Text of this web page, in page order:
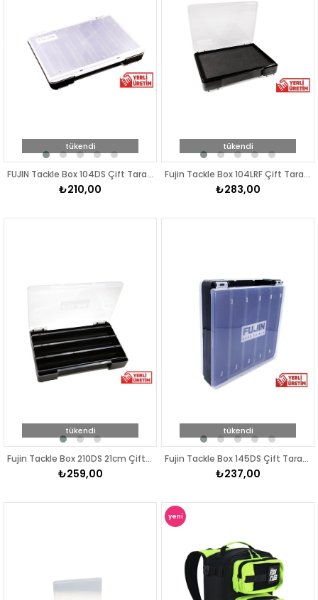
tükendi
FUJIN Tackle Box 104DS Çift Taraflı Maket Balık Kutusu
₺210,00
tükendi
Fujin Tackle Box 104LRF Çift Taraflı LRF Kutusu
₺283,00
tükendi
Fujin Tackle Box 210DS 21cm Çift Taraflı Maket Balık Kutusu
₺259,00
tükendi
Fujin Tackle Box 145DS Çift Taraflı Maket Balık Kutusu
₺237,00
yeni